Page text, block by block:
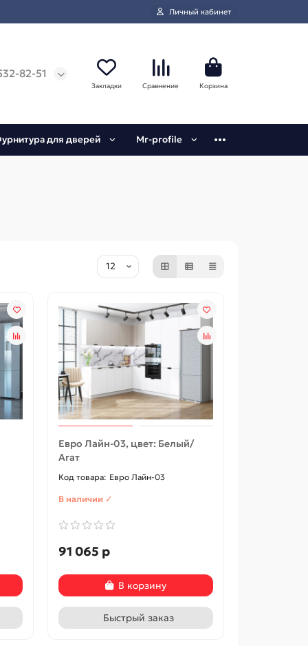
Личный кабинет
82-51
Закладки Сравнение Корзина
для дверей Mr-profile
Евро Лайн-03, цвет: Белый/
Агат
Евро Лайн-03
В наличии ✓
91 065 р
В корзину
Быстрый заказ